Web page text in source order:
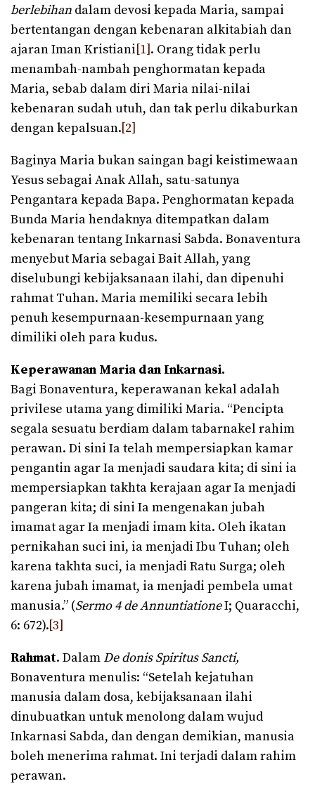
berlebihan dalam devosi kepada Maria, sampai
bertentangan dengan kebenaran alkitabiah dan
ajaran Iman Kristiani[1]. Orang tidak perlu
menambah-nambah penghormatan kepada
Maria, sebab dalam diri Maria nilai-nilai
kebenaran sudah utuh, dan tak perlu dikaburkan
dengan kepalsuan.[2]
Baginya Maria bukan saingan bagi keistimewaan
Yesus sebagai Anak Allah, satu-satunya
Pengantara kepada Bapa. Penghormatan kepada
Bunda Maria hendaknya ditempatkan dalam
kebenaran tentang Inkarnasi Sabda. Bonaventura
menyebut Maria sebagai Bait Allah, yang
diselubungi kebijaksanaan ilahi, dan dipenuhi
rahmat Tuhan. Maria memiliki secara lebih
penuh kesempurnaan-kesempurnaan yang
dimiliki oleh para kudus.
Keperawanan Maria dan Inkarnasi.
Bagi Bonaventura, keperawanan kekal adalah
privilese utama yang dimiliki Maria. “Pencipta
segala sesuatu berdiam dalam tabarnakel rahim
perawan. Di sini Ia telah mempersiapkan kamar
pengantin agar Ia menjadi saudara kita; di sini ia
mempersiapkan takhta kerajaan agar Ia menjadi
pangeran kita; di sini Ia mengenakan jubah
imamat agar Ia menjadi imam kita. Oleh ikatan
pernikahan suci ini, ia menjadi Ibu Tuhan; oleh
karena takhta suci, ia menjadi Ratu Surga; oleh
karena jubah imamat, ia menjadi pembela umat
manusia.” (Sermo 4 de AnnuntiationeI; Quaracchi,
6: 672).[3]
Rahmat. Dalam De donis Spiritus Sancti,
Bonaventura menulis: “Setelah kejatuhan
manusia dalam dosa, kebijaksanaan ilahi
dinubuatkan untuk menolong dalam wujud
Inkarnasi Sabda, dan dengan demikian, manusia
boleh menerima rahmat. Ini terjadi dalam rahim
perawan.